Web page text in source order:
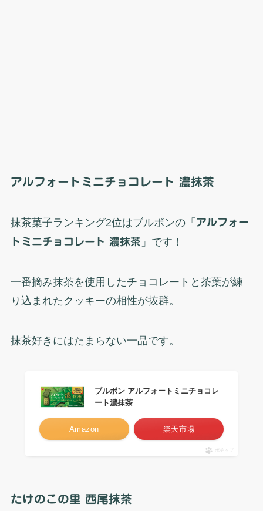
アルフォートミニチョコレート 濃抹茶
抹茶菓子ランキング2位はブルボンの「 アルフォー
トミニチョコレート 濃抹茶 」です！
一番摘み抹茶を使用したチョコレートと茶葉が練
り込まれたクッキーの相性が抜群。
抹茶好きにはたまらない一品です。
ブルボン アルフォートミニチョコレ
ート濃抹茶
Amazon 楽天市場
ポチップ
たけのこの里 西尾抹茶